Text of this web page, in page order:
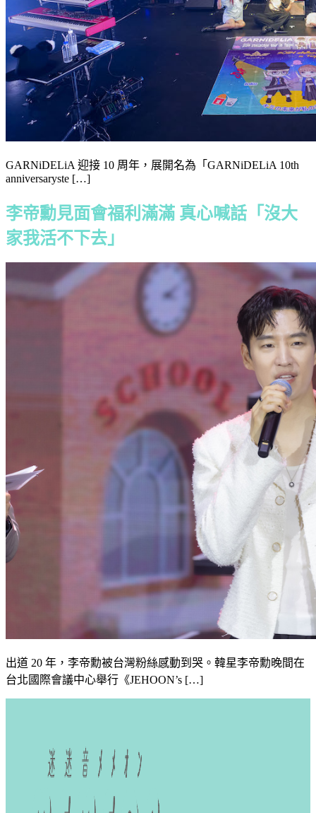
GARNiDELiA 迎接 10 周年，展開名為「GARNiDELiA 10th
anniversaryste […]
李帝勳見面會福利滿滿 真心喊話「沒大
家我活不下去」
出道 20 年，李帝勳被台灣粉絲感動到哭。韓星李帝勳晚間在
台北國際會議中心舉行《JEHOON’s […]